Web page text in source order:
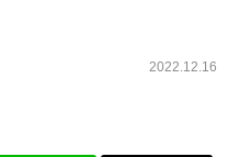
2022.12.16